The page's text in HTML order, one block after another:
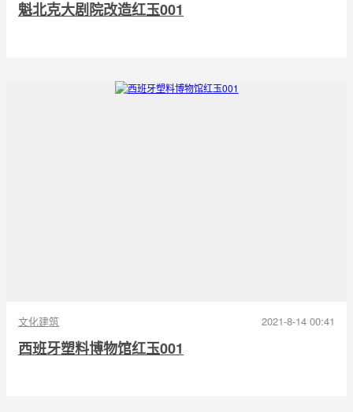
魁北克大剧院改造红玉001
文化建筑 2021-8-14 00:41
西班牙塑料博物馆红玉001